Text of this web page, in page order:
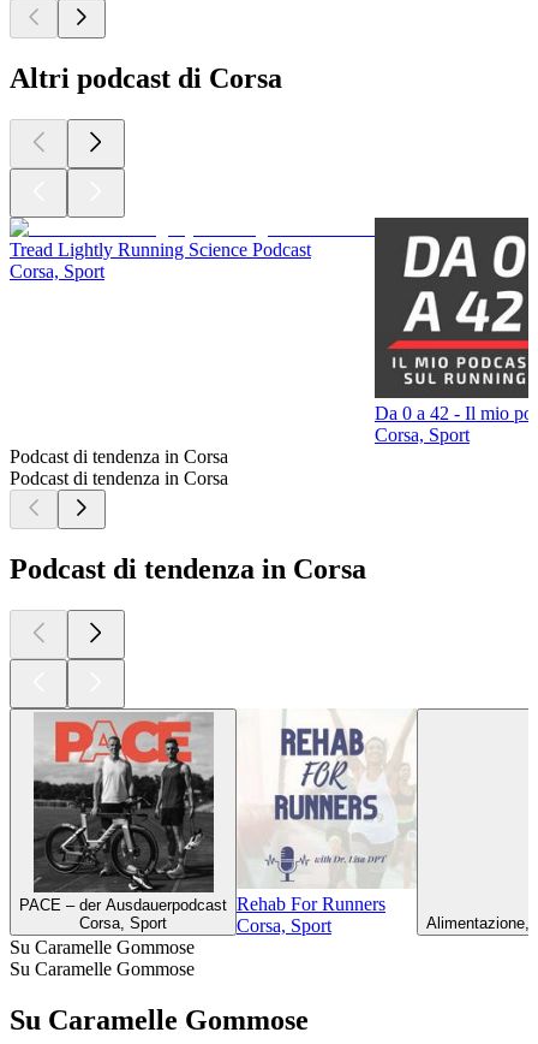
Altri podcast di Corsa
Tread Lightly Running Science Podcast
Corsa, Sport
Da 0 a 42 - Il mio
Corsa, Sport
Podcast di tendenza in Corsa
Podcast di tendenza in Corsa
Podcast di tendenza in Corsa
PACE – der Ausdauerpodcast
Corsa, Sport
Rehab For Runners
Corsa, Sport
Alimentazione,
Su Caramelle Gommose
Su Caramelle Gommose
Su Caramelle Gommose